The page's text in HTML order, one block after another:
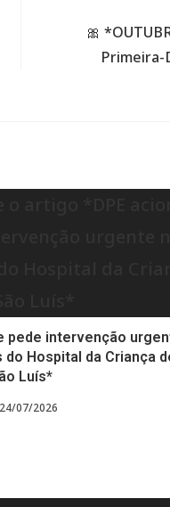
🎀
Primeira-
pede intervenção
Hospital da Criança
Luís*
24/07/2026